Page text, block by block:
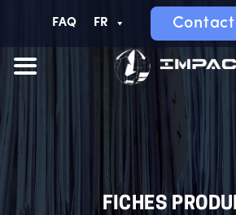
FAQ FR
FICHES